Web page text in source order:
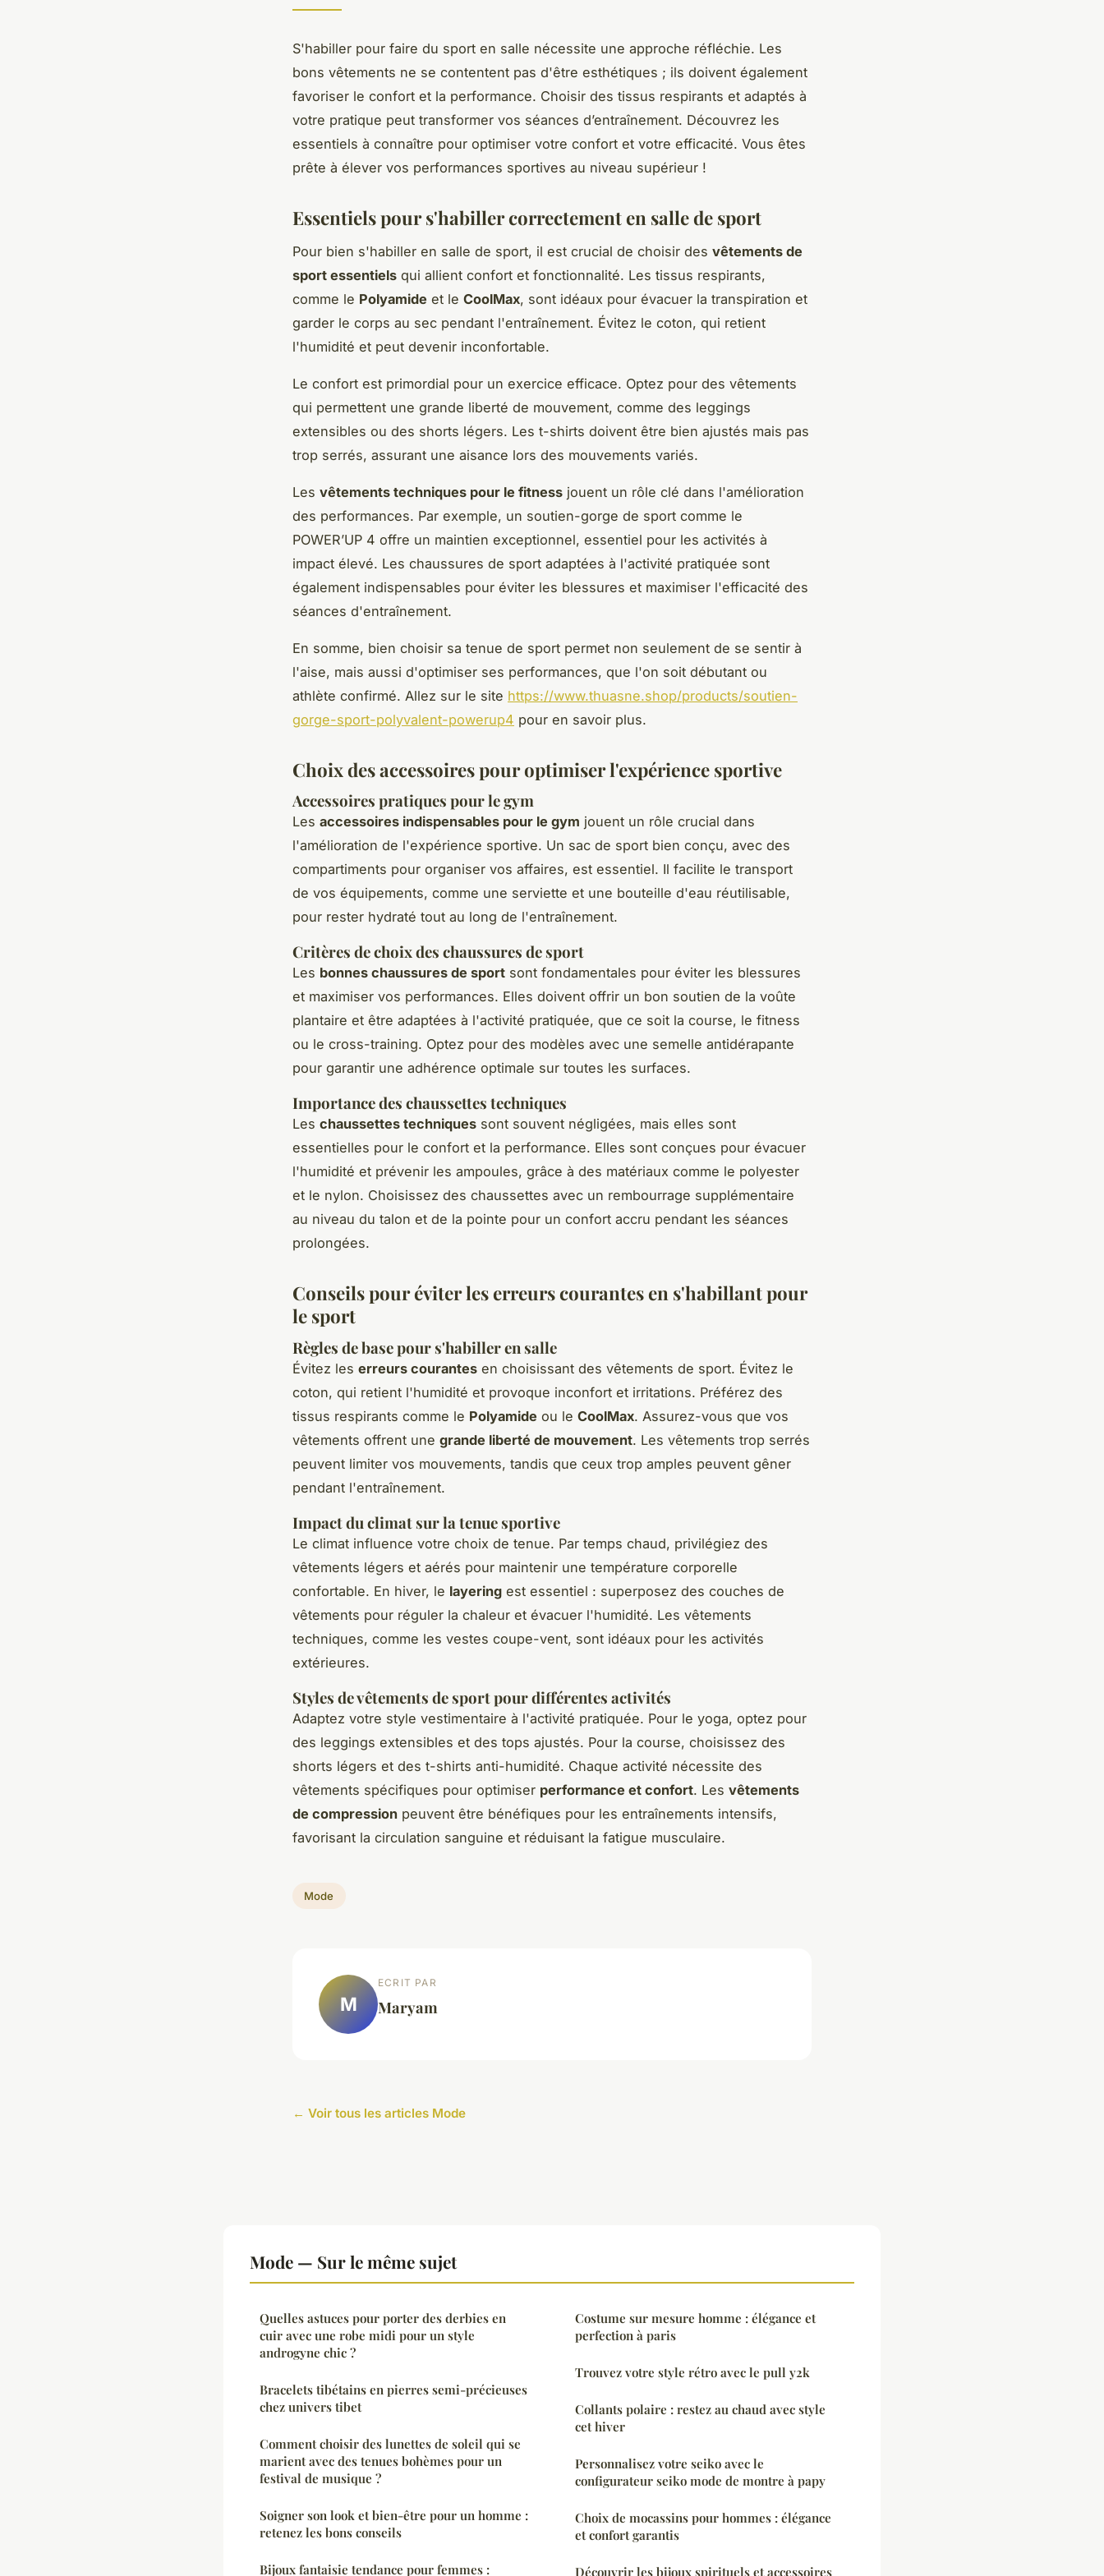
S'habiller pour faire du sport en salle nécessite une approche réfléchie. Les
bons vêtements ne se contentent pas d'être esthétiques ; ils doivent également
favoriser le confort et la performance. Choisir des tissus respirants et adaptés à
votre pratique peut transformer vos séances d’entraînement. Découvrez les
essentiels à connaître pour optimiser votre confort et votre efficacité. Vous êtes
prête à élever vos performances sportives au niveau supérieur !
Essentiels pour s'habiller correctement en salle de sport
Pour bien s'habiller en salle de sport, il est crucial de choisir des vêtements de
sport essentiels qui allient confort et fonctionnalité. Les tissus respirants,
comme le Polyamide et le CoolMax, sont idéaux pour évacuer la transpiration et
garder le corps au sec pendant l'entraînement. Évitez le coton, qui retient
l'humidité et peut devenir inconfortable.
Le confort est primordial pour un exercice efficace. Optez pour des vêtements
qui permettent une grande liberté de mouvement, comme des leggings
extensibles ou des shorts légers. Les t-shirts doivent être bien ajustés mais pas
trop serrés, assurant une aisance lors des mouvements variés.
Les vêtements techniques pour le fitness jouent un rôle clé dans l'amélioration
des performances. Par exemple, un soutien-gorge de sport comme le
POWER’UP 4 offre un maintien exceptionnel, essentiel pour les activités à
impact élevé. Les chaussures de sport adaptées à l'activité pratiquée sont
également indispensables pour éviter les blessures et maximiser l'efficacité des
séances d'entraînement.
En somme, bien choisir sa tenue de sport permet non seulement de se sentir à
l'aise, mais aussi d'optimiser ses performances, que l'on soit débutant ou
athlète confirmé. Allez sur le site https://www.thuasne.shop/products/soutien-
gorge-sport-polyvalent-powerup4 pour en savoir plus.
Choix des accessoires pour optimiser l'expérience sportive
Accessoires pratiques pour le gym
Les accessoires indispensables pour le gym jouent un rôle crucial dans
l'amélioration de l'expérience sportive. Un sac de sport bien conçu, avec des
compartiments pour organiser vos affaires, est essentiel. Il facilite le transport
de vos équipements, comme une serviette et une bouteille d'eau réutilisable,
pour rester hydraté tout au long de l'entraînement.
Critères de choix des chaussures de sport
Les bonnes chaussures de sport sont fondamentales pour éviter les blessures
et maximiser vos performances. Elles doivent offrir un bon soutien de la voûte
plantaire et être adaptées à l'activité pratiquée, que ce soit la course, le fitness
ou le cross-training. Optez pour des modèles avec une semelle antidérapante
pour garantir une adhérence optimale sur toutes les surfaces.
Importance des chaussettes techniques
Les chaussettes techniques sont souvent négligées, mais elles sont
essentielles pour le confort et la performance. Elles sont conçues pour évacuer
l'humidité et prévenir les ampoules, grâce à des matériaux comme le polyester
et le nylon. Choisissez des chaussettes avec un rembourrage supplémentaire
au niveau du talon et de la pointe pour un confort accru pendant les séances
prolongées.
Conseils pour éviter les erreurs courantes en s'habillant pour
le sport
Règles de base pour s'habiller en salle
Évitez les erreurs courantes en choisissant des vêtements de sport. Évitez le
coton, qui retient l'humidité et provoque inconfort et irritations. Préférez des
tissus respirants comme le Polyamide ou le CoolMax. Assurez-vous que vos
vêtements offrent une grande liberté de mouvement. Les vêtements trop serrés
peuvent limiter vos mouvements, tandis que ceux trop amples peuvent gêner
pendant l'entraînement.
Impact du climat sur la tenue sportive
Le climat influence votre choix de tenue. Par temps chaud, privilégiez des
vêtements légers et aérés pour maintenir une température corporelle
confortable. En hiver, le layering est essentiel : superposez des couches de
vêtements pour réguler la chaleur et évacuer l'humidité. Les vêtements
techniques, comme les vestes coupe-vent, sont idéaux pour les activités
extérieures.
Styles de vêtements de sport pour différentes activités
Adaptez votre style vestimentaire à l'activité pratiquée. Pour le yoga, optez pour
des leggings extensibles et des tops ajustés. Pour la course, choisissez des
shorts légers et des t-shirts anti-humidité. Chaque activité nécessite des
vêtements spécifiques pour optimiser performance et confort. Les vêtements
de compression peuvent être bénéfiques pour les entraînements intensifs,
favorisant la circulation sanguine et réduisant la fatigue musculaire.
Mode
M
ECRIT PAR
Maryam
← Voir tous les articles Mode
Mode — Sur le même sujet
Quelles astuces pour porter des derbies en
cuir avec une robe midi pour un style
androgyne chic ?
Bracelets tibétains en pierres semi-précieuses
chez univers tibet
Comment choisir des lunettes de soleil qui se
marient avec des tenues bohèmes pour un
festival de musique ?
Soigner son look et bien-être pour un homme :
retenez les bons conseils
Bijoux fantaisie tendance pour femmes :
Costume sur mesure homme : élégance et
perfection à paris
Trouvez votre style rétro avec le pull y2k
Collants polaire : restez au chaud avec style
cet hiver
Personnalisez votre seiko avec le
configurateur seiko mode de montre à papy
Choix de mocassins pour hommes : élégance
et confort garantis
Découvrir les bijoux spirituels et accessoires